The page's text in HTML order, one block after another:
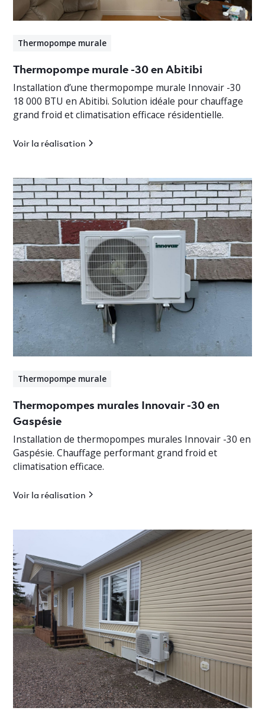
Thermopompe murale
Thermopompe murale -30 en Abitibi
Installation d’une thermopompe murale Innovair -30
18 000 BTU en Abitibi. Solution idéale pour chauffage
grand froid et climatisation efficace résidentielle.
Voir la réalisation
Thermopompe murale
Thermopompes murales Innovair -30 en
Gaspésie
Installation de thermopompes murales Innovair -30 en
Gaspésie. Chauffage performant grand froid et
climatisation efficace.
Voir la réalisation